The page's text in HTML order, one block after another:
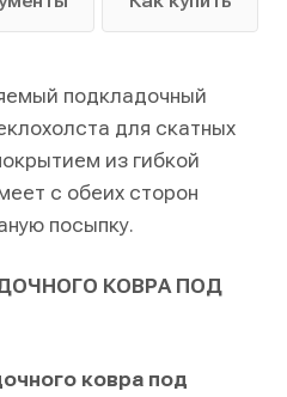
подкладочный
для скатных
из гибкой
с обеих сторон
посыпку.
КОВРА ПОД